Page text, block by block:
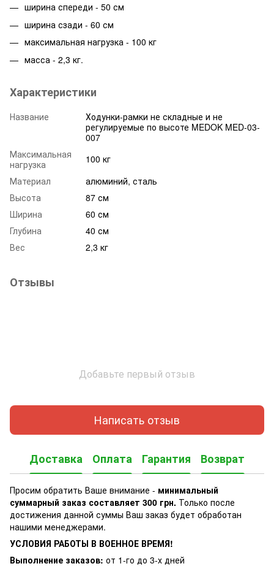
ширина спереди - 50 см
ширина сзади - 60 см
максимальная нагрузка - 100 кг
масса - 2,3 кг.
Характеристики
Название
Ходунки-рамки не складные и не
регулируемые по высоте MEDOK MED-03-
007
Максимальная
нагрузка
100 кг
Материал
алюминий, сталь
Высота
87 см
Ширина
60 см
Глубина
40 см
Вес
2,3 кг
Отзывы
Добавьте первый отзыв
Написать отзыв
Доставка Оплата Гарантия Возврат
Просим обратить Ваше внимание - минимальный
суммарный заказ составляет 300 грн. Только после
достижения данной суммы Ваш заказ будет обработан
нашими менеджерами.
УСЛОВИЯ РАБОТЫ В ВОЕННОЕ ВРЕМЯ!
Выполнение заказов: от 1-го до 3-х дней